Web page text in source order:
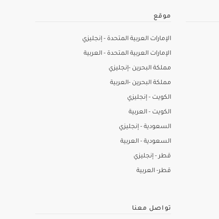
موقع
الإمارات العربية المتحدة - إنجليزي
الإمارات العربية المتحدة - العربية
مملكة البحرين -إنجليزي
مملكة البحرين -العربية
الكويت - إنجليزي
الكويت - العربية
السعودية - إنجليزي
السعودية - العربية
قطر - إنجليزي
قطر- العربية
تواصل معنا